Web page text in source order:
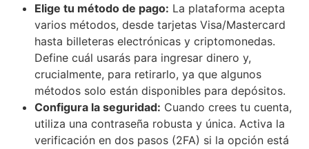
Elige tu método de pago: La plataforma acepta
varios métodos, desde tarjetas Visa/Mastercard
hasta billeteras electrónicas y criptomonedas.
Define cuál usarás para ingresar dinero y,
crucialmente, para retirarlo, ya que algunos
métodos solo están disponibles para depósitos.
Configura la seguridad: Cuando crees tu cuenta,
utiliza una contraseña robusta y única. Activa la
verificación en dos pasos (2FA) si la opción está